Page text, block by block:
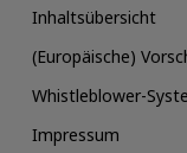
Inhaltsübersicht
(Europäische)
Whistleblower-
Impressum